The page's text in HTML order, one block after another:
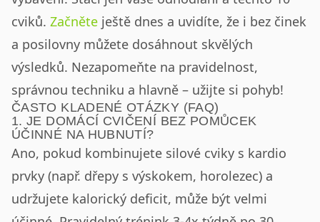
cviků. Začněte ještě dnes a uvidíte, že i bez činek
a posilovny můžete dosáhnout skvělých
výsledků. Nezapomeňte na pravidelnost,
správnou techniku a hlavně – užijte si pohyb!
ČASTO KLADENÉ OTÁZKY (FAQ)
1. JE DOMÁCÍ CVIČENÍ BEZ POMŮCEK
ÚČINNÉ NA HUBNUTÍ?
Ano, pokud kombinujete silové cviky s kardio
prvky (např. dřepy s výskokem, horolezec) a
udržujete kalorický deficit, může být velmi